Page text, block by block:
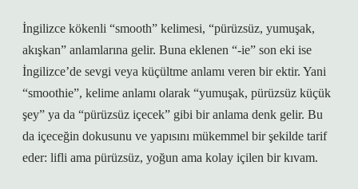
İngilizce kökenli “smooth” kelimesi, “pürüzsüz, yumuşak,
akışkan” anlamlarına gelir. Buna eklenen “-ie” son eki ise
İngilizce’de sevgi veya küçültme anlamı veren bir ektir. Yani
“smoothie”, kelime anlamı olarak “yumuşak, pürüzsüz küçük
şey” ya da “pürüzsüz içecek” gibi bir anlama denk gelir. Bu
da içeceğin dokusunu ve yapısını mükemmel bir şekilde tarif
eder: lifli ama pürüzsüz, yoğun ama kolay içilen bir kıvam.